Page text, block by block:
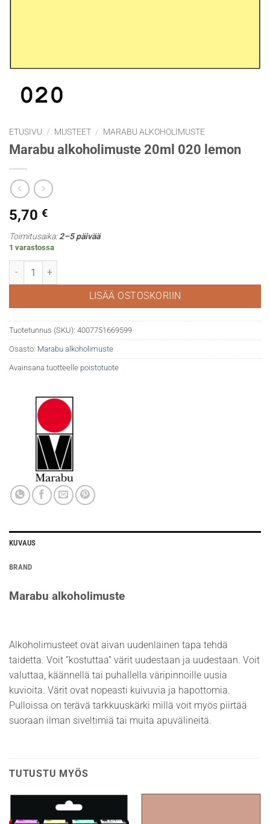
ETUSIVU / MUSTEET / MARABU ALKOHOLIMUSTE
Marabu alkoholimuste 20ml 020 lemon
5,70 €
Toimitusaika:2–5 päivää
1 varastossa
Marabu alkoholimuste 20ml 020 lemon määrä
LISÄÄ OSTOSKORIIN
Tuotetunnus (SKU): 4007751669599
Osasto: Marabu alkoholimuste
Avainsana tuotteelle poistotuote
KUVAUS
BRAND
Marabu alkoholimuste
Alkoholimusteet ovat aivan uudenlainen tapa tehdä
taidetta. Voit ”kostuttaa” värit uudestaan ja uudestaan. Voit
valuttaa, käännellä tai puhallella väripinnoille uusia
kuvioita. Värit ovat nopeasti kuivuvia ja hapottomia.
Pulloissa on terävä tarkkuuskärki millä voit myös piirtää
suoraan ilman siveltimiä tai muita apuvälineitä.
TUTUSTU MYÖS